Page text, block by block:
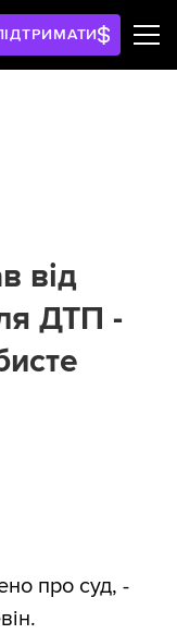
від
ДТП -
про суд, -